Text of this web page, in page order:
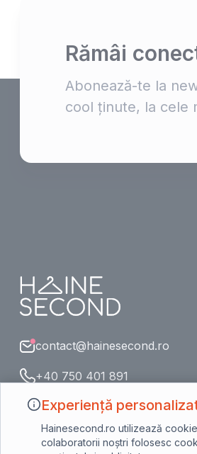
Rămâi
Abonează-te la
cool ținute, la cele
contact@hainesecond.ro
+40 750 401 891
Experiență
Hainesecond.ro utilizează
colaboratorii noștri folosesc